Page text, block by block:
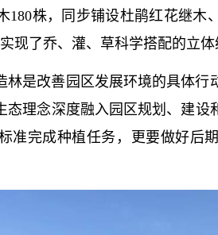
180株，同步铺设杜鹃红花继木
现了乔、灌、草科学搭配的立体
林是改善园区发展环境的具体行
态理念深度融入园区规划、建设
准完成种植任务，更要做好后